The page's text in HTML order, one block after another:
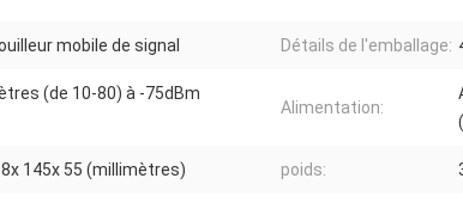
mobile de signal Détails de l'emballage:
(de 10-80) à -75dBm
Alimentation:
145x 55 (millimètres) poids: